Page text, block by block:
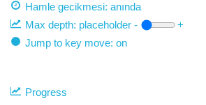
Hamle gecikmesi: anında
Max depth: placeholder -
+
Jump to key move: on
Progress